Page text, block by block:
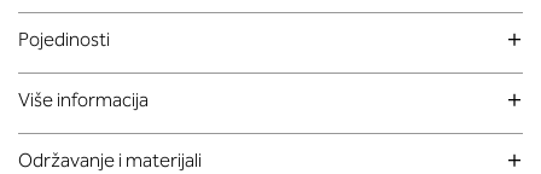
gallery
Pojedinosti
Više informacija
Održavanje i materijali